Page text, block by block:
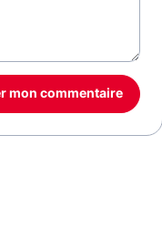
mon commentaire